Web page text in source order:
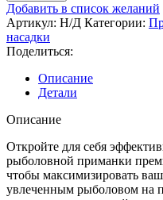
Добавить в список желаний
Артикул: Н/Д Категории:
насадки
Поделиться:
Описание
Детали
Описание
Откройте для себя
рыболовной приманки
чтобы максимизировать
увлеченным рыболовом на